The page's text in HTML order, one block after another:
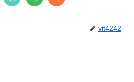
vit4242